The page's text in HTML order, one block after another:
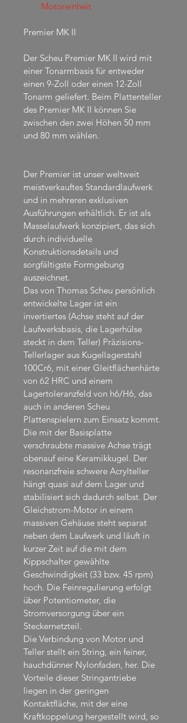
Motoreinheit
Premier MK II
Der Scheu Premier MK II wird mit
einer Tonarmbasis für entweder
einen 9-Zoll oder einen 12-Zoll
Tonarm geliefert. Beim Plattenteller
des Premier MK II können Sie
zwischen den zwei Höhen 50 mm
und 80 mm wählen.
Der Premier ist unser weltweit
meistverkauftes Standardlaufwerk
und in mehreren exklusiven
Ausführungen erhältlich. Er ist als
Masselaufwerk konzipiert, das sich
durch individuelle
Konstruktionsdetails und
sorgfältigste Formgebung
auszeichnet.
Das von Thomas Scheu persönlich
entwickelte Lager ist ein
invertiertes (Achse steht auf der
Laufwerksbasis, die Lagerhülse
steckt in dem Teller) Präzisions-
Tellerlager aus Kugellagerstahl
100Cr6, mit einer Gleitflächenhärte
von 62 HRC und einem
Lagertoleranzfeld von h6/H6, das
auch in anderen Scheu
Plattenspielern zum Einsatz kommt.
Die mit der Basisplatte
verschraubte massive Achse trägt
obenauf eine Keramikkugel. Der
resonanzfreie schwere Acrylteller
hängt quasi auf dem Lager und
stabilisiert sich dadurch selbst. Der
Gleichstrom-Motor in einem
massiven Gehäuse steht separat
neben dem Laufwerk und läuft in
kurzer Zeit auf die mit dem
Kippschalter gewählte
Geschwindigkeit (33 bzw. 45 rpm)
hoch. Die Feinregulierung erfolgt
über Potentiometer, die
Stromversorgung über ein
Steckernetzteil.
Die Verbindung von Motor und
Teller stellt ein String, ein feiner,
hauchdünner Nylonfaden, her. Die
Vorteile dieser Stringantriebe
liegen in der geringen
Kontaktfläche, mit der eine
Kraftkoppelung hergestellt wird, so